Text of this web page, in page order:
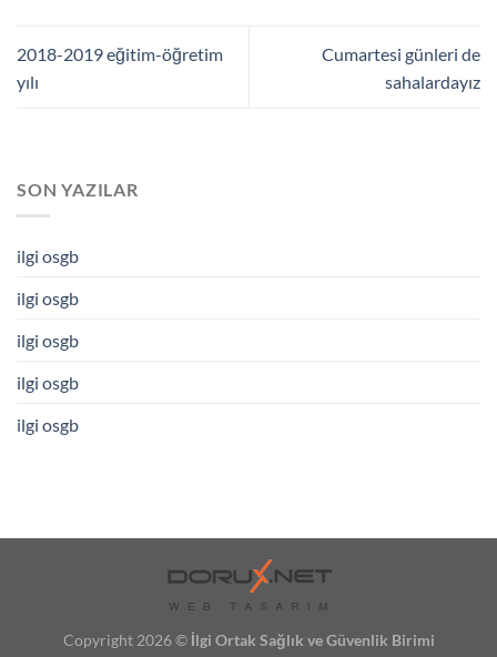
2018-2019 eğitim-öğretim
yılı
Cumartesi günleri de
sahalardayız
SON YAZILAR
ilgi osgb
ilgi osgb
ilgi osgb
ilgi osgb
ilgi osgb
Copyright 2026 © İlgi Ortak Sağlık ve Güvenlik Birimi